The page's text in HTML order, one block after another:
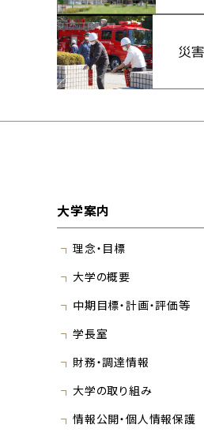
大学案内
理念・目標
大学の概要
中期目標・計画・評価等
学長室
財務・調達情報
大学の取り組み
情報公開・個人情報保護